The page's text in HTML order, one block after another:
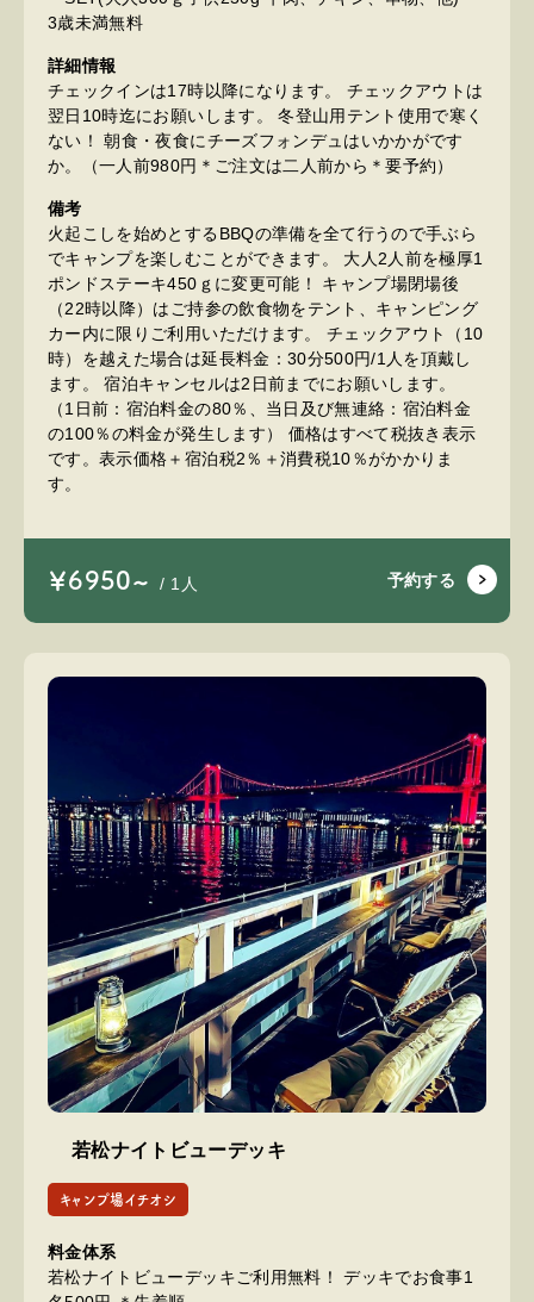
3歳未満無料
詳細情報
チェックインは17時以降になります。 チェックアウトは
翌日10時迄にお願いします。 冬登山用テント使用で寒く
ない！ 朝食・夜食にチーズフォンデュはいかかがです
か。（一人前980円＊ご注文は二人前から＊要予約）
備考
火起こしを始めとするBBQの準備を全て行うので手ぶら
でキャンプを楽しむことができます。 大人2人前を極厚1
ポンドステーキ450ｇに変更可能！ キャンプ場閉場後
（22時以降）はご持参の飲食物をテント、キャンピング
カー内に限りご利用いただけます。 チェックアウト（10
時）を越えた場合は延長料金：30分500円/1人を頂戴し
ます。 宿泊キャンセルは2日前までにお願いします。
（1日前：宿泊料金の80％、当日及び無連絡：宿泊料金
の100％の料金が発生します） 価格はすべて税抜き表示
です。表示価格＋宿泊税2％＋消費税10％がかかりま
す。
￥6950~ / 1人 予約する
若松ナイトビューデッキ
キャンプ場イチオシ
料金体系
若松ナイトビューデッキご利用無料！ デッキでお食事1